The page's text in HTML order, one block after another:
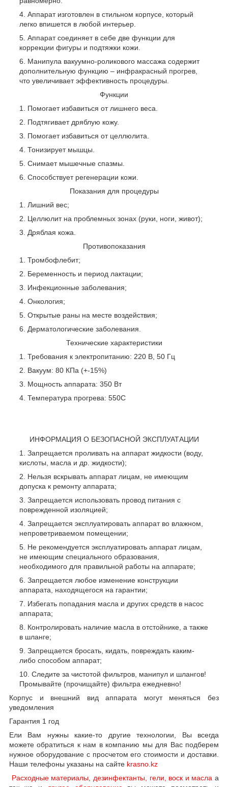
Аппарат изготовлен в стильном корпусе, который
легко впишется в любой интерьер.
Аппарат соединяет в себе две функции для
коррекции фигуры и подтяжки кожи.
Манипула вакуумно-роликового массажа содержит
дополнительную функцию – инфракрасный прогрев,
что увеличивает эффективность процедуры.
Функции
Помогает избавиться от лишнего веса.
Подтягивает дряблую кожу.
Помогает избавиться от целлюлита.
Тонизирует мышцы.
Снимает мышечные спазмы.
Способствует регенерации кожи.
Показания для процедуры
Лишний вес;
Целлюлит на проблемных зонах (руки, ноги, живот);
Дряблая кожа.
Противопоказания
Тромбофлебит;
Беременность и период лактации;
Инфекционные заболевания;
Онкология;
Открытые раны на месте воздействия;
Дерматологические заболевания.
Технические характеристики
Требования к электропитанию: 220 В, 50 Гц
Вакуум: 80 КПа (+-15%)
Мощность аппарата: 350 Вт
Температура прогрева: 550С
ИНФОРМАЦИЯ О БЕЗОПАСНОЙ ЭКСПЛУАТАЦИИ
Запрещается проливать на аппарат жидкости (воду,
кислоты, масла и др. жидкости);
Нельзя вскрывать аппарат лицам, не имеющим
допуска к ремонту аппарата;
Запрещается использовать провод питания с
поврежденной изоляцией;
Запрещается эксплуатировать аппарат во влажном,
непроветриваемом помещении;
Не рекомендуется эксплуатировать аппарат лицам,
не имеющим специального образования,
необходимого для правильной работы на аппарате;
Запрещается любое изменение конструкции
аппарата, находящегося на гарантии;
Избегать попадания масла и других средств в насос
аппарата;
Контролировать наличие масла в отстойнике, а также
в шланге;
Запрещается бросать, кидать, повреждать каким-
либо способом аппарат;
Следите за чистотой фильтров, манипул и шлангов!
Промывайте (прочищайте) фильтра ежедневно!
Корпус и внешний вид аппарата могут меняться без
уведомления
Гарантия 1 год
Ели Вам нужны какие-то другие технологии, Вы всегда
можете обратиться к нам в компанию мы для Вас подберем
нужное оборудование с просчетом его стоимости и доставки.
Наши телефоны указаны на сайте krasno.kz
Расходные материалы
дезинфектанты, гели, воск и масла а